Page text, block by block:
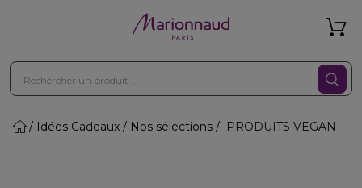
Idées Cadeaux Nos sélections PRODUITS VEGAN